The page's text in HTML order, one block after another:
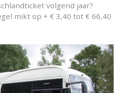
volgend jaar?
mikt op + € 3,40 tot € 66,40